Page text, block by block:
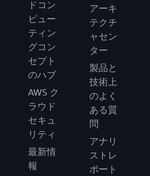
ドコン
ピュー
ティン
グコン
セプト
のハブ
AWS ク
ラウド
セキュ
リティ
最新情
報
アーキ
テクチ
ャセン
ター
製品と
技術上
のよく
ある質
問
アナリ
ストレ
ポート